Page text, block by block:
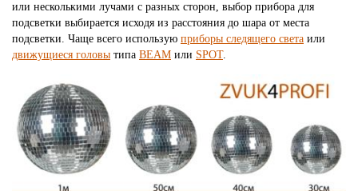
или несколькими лучами с разных сторон, выбор прибора для
подсветки выбирается исходя из расстояния до шара от места
подсветки. Чаще всего использую приборы следящего света или
движущиеся головы типа BEAM или SPOT.